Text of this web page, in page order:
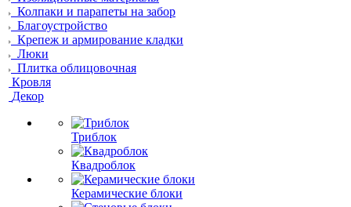
Колпаки и парапеты на забор
Благоустройство
Крепеж и армирование кладки
Люки
Плитка облицовочная
Кровля
Декор
Триблок
Квадроблок
Керамические блоки